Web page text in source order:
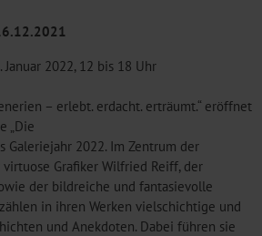
Januar 2022, 12 bis 18 Uhr
– erlebt. erdacht. erträumt.“ eröffnet
„Die
Galeriejahr 2022. Im Zentrum der
Grafiker Wilfried Reiff, der
der bildreiche und fantasievolle
in ihren Werken vielschichtige und
und Anekdoten. Dabei führen sie